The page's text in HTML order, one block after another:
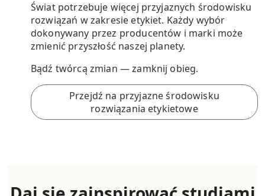
Świat potrzebuje więcej przyjaznych środowisku
rozwiązań w zakresie etykiet. Każdy wybór
dokonywany przez producentów i marki może
zmienić przyszłość naszej planety.
Bądź twórcą zmian — zamknij obieg.
Przejdź na przyjazne środowisku
rozwiązania etykietowe